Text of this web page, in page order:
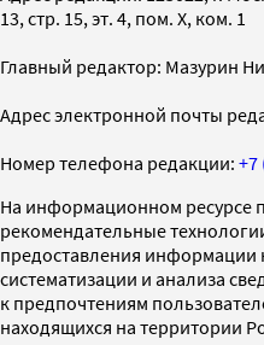
13, стр. 15, эт. 4, пом. X, ком. 1
Главный редактор: Мазурин
Адрес электронной почты
Номер телефона редакции: +7
На информационном ресурсе
рекомендательные
предоставления информации
систематизации и анализа
к предпочтениям
находящихся на территории